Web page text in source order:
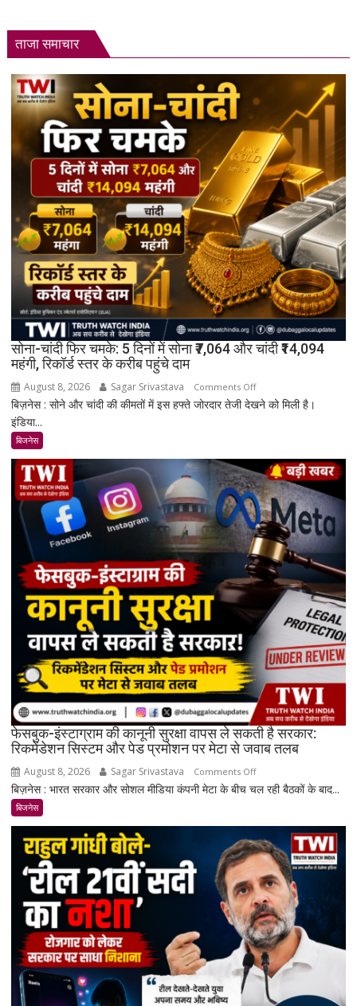
ताजा समाचार
सोना-चांदी फिर चमके: 5 दिनों में सोना ₹7,064 और चांदी ₹14,094
महंगी, रिकॉर्ड स्तर के करीब पहुंचे दाम
August 8, 2026 Sagar Srivastava Comments Offon
सोना-
5
दिनों
में
सोना
₹7,064
और
चांदी
₹14,094
महंगी,
रिकॉर्ड
स्तर
के
करीब
पहुंचे
दाम
बिज़नेस : सोने और चांदी की कीमतों में इस हफ्ते जोरदार तेजी देखने को मिली है।
इंडिया...
बिजनेस
फेसबुक-इंस्टाग्राम की कानूनी सुरक्षा वापस ले सकती है सरकार:
रिकमेंडेशन सिस्टम और पेड प्रमोशन पर मेटा से जवाब तलब
August 8, 2026 Sagar Srivastava Comments Offon
फेसबुक-
की
कानूनी
सुरक्षा
वापस
ले
सकती
है
सरकार:
रिकमेंडेशन
सिस्टम
और
बिज़नेस : भारत सरकार और सोशल मीडिया कंपनी मेटा के बीच चल रही बैठकों के बाद...
बिजनेस